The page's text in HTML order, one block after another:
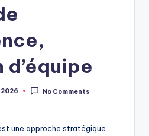
d’équipe
No Comments
une approche stratégique